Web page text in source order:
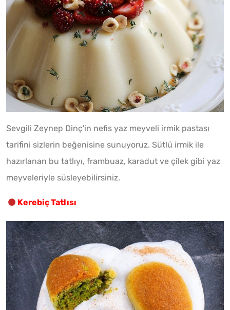
Sevgili Zeynep Dinç'in nefis yaz meyveli irmik pastası
tarifini sizlerin beğenisine sunuyoruz. Sütlü irmik ile
hazırlanan bu tatlıyı, frambuaz, karadut ve çilek gibi yaz
meyveleriyle süsleyebilirsiniz.
Kerebiç Tatlısı